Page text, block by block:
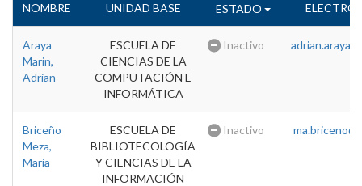
NOMBRE UNIDAD BASE ESTADO
Araya
Marin,
Adrian
ESCUELA DE
CIENCIAS DE LA
COMPUTACIÓN E
INFORMÁTICA
Inactivo
Briceño
Meza,
Maria
ESCUELA DE
BIBLIOTECOLOGÍA
Y CIENCIAS DE LA
INFORMACIÓN
Inactivo